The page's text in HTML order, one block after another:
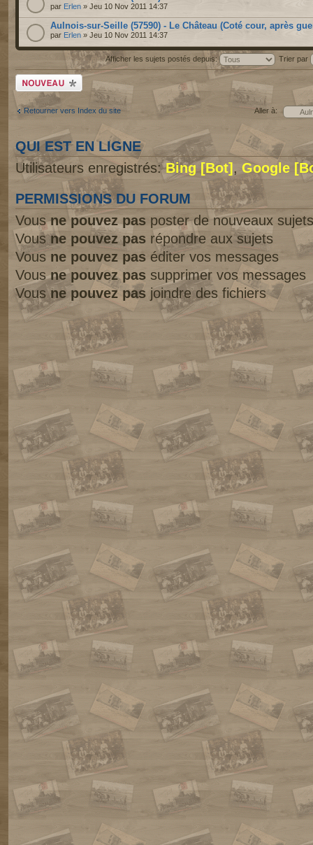
par Erlen » Jeu 10 Nov 2011 14:37
Aulnois-sur-Seille (57590) - Le Château (Coté cour, après
par Erlen » Jeu 10 Nov 2011 14:37
Afficher les sujets postés depuis: Trier par
Écrire un nouveau
sujet
Retourner vers Index du site Aller à:
QUI EST EN LIGNE
Utilisateurs enregistrés:Bing [Bot], Google
PERMISSIONS DU FORUM
Vousne pouvez pas poster de nouveaux sujets
Vousne pouvez pas répondre aux sujets
Vous ne pouvez pas éditer vos messages
Vousne pouvez pas supprimer vos messages
Vousne pouvez pas joindre des fichiers